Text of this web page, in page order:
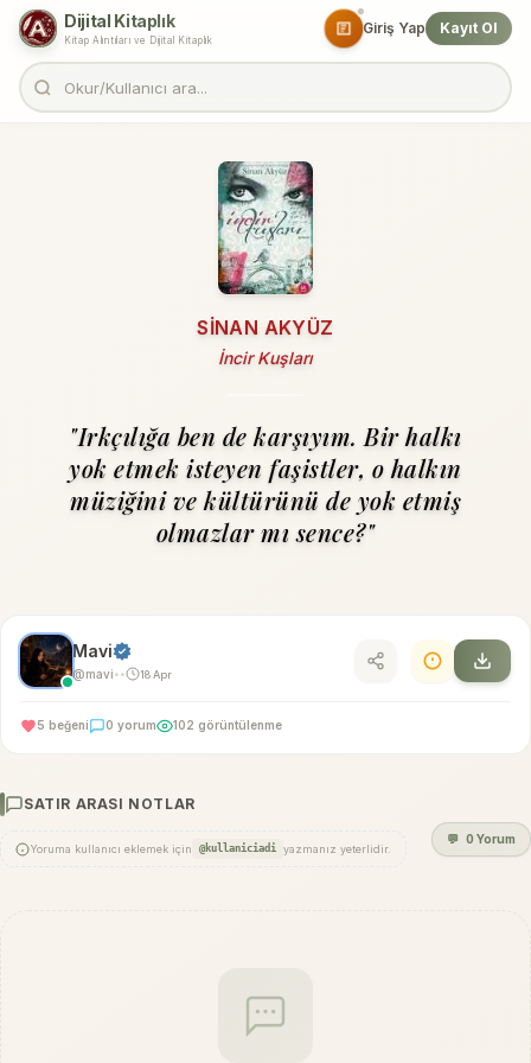
Dijital Kitaplık
Kitap Alıntıları ve Dijital Kitaplık
Giriş Yap Kayıt Ol
SINAN AKYÜZ
İncir Kuşları
"Irkçılığa ben de karşıyım. Bir halkı
yok etmek isteyen faşistler, o halkın
müziğini ve kültürünü de yok etmiş
olmazlar mı sence?"
Mavi
@mavi • • 18 Apr
5 beğeni 0 yorum 102 görüntülenme
SATIR ARASI NOTLAR
Yoruma kullanıcı eklemek için @kullaniciadi yazmanız yeterlidir.
💬 0 Yorum